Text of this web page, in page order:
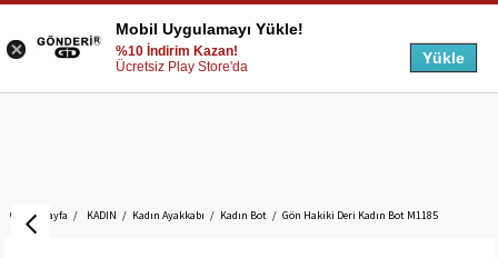
Anasayfa KADIN Kadın Ayakkabı Kadın Bot Gön Hakiki Deri Kadın Bot M1185
Mobil Uygulamayı Yükle!
%10 İndirim Kazan!
Ücretsiz Play Store'da
Yükle